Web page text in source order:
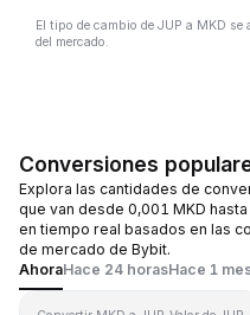
El tipo de cambio de JUP a MKD
del mercado.
Conversiones
Explora las cantidades de
que van desde 0,001 MKD
en tiempo real basados en las
de mercado de Bybit.
AhoraHace 24 horasHace 1